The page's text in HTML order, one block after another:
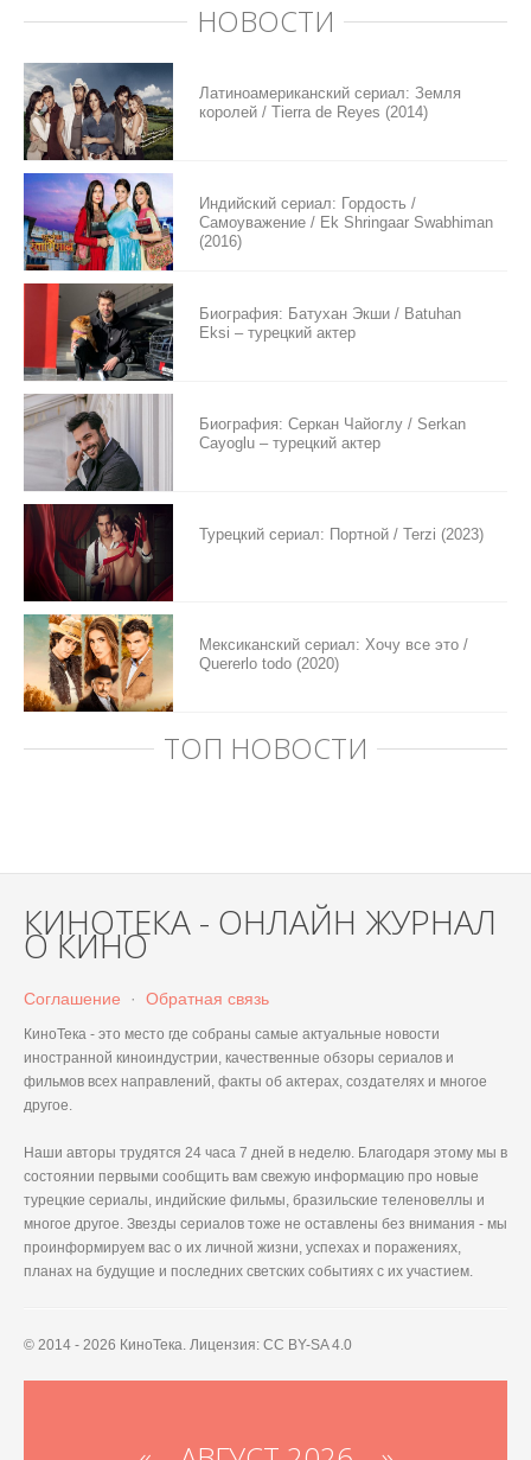
НОВОСТИ
Латиноамериканский сериал: Земля
королей / Tierra de Reyes (2014)
Индийский сериал: Гордость /
Самоуважение / Ek Shringaar Swabhiman
(2016)
Биография: Батухан Экши / Batuhan
Eksi – турецкий актер
Биография: Серкан Чайоглу / Serkan
Cayoglu – турецкий актер
Турецкий сериал: Портной / Terzi (2023)
Мексиканский сериал: Хочу все это /
Quererlo todo (2020)
ТОП НОВОСТИ
КИНОТЕКА - ОНЛАЙН ЖУРНАЛ
О КИНО
Соглашение · Обратная связь
КиноТека - это место где собраны самые актуальные новости
иностранной киноиндустрии, качественные обзоры сериалов и
фильмов всех направлений, факты об актерах, создателях и многое
другое.
Наши авторы трудятся 24 часа 7 дней в неделю. Благодаря этому мы в
состоянии первыми сообщить вам свежую информацию про новые
турецкие сериалы, индийские фильмы, бразильские теленовеллы и
многое другое. Звезды сериалов тоже не оставлены без внимания - мы
проинформируем вас о их личной жизни, успехах и поражениях,
планах на будущие и последних светских событиях с их участием.
© 2014 - 2026 КиноТека. Лицензия: CC BY-SA 4.0